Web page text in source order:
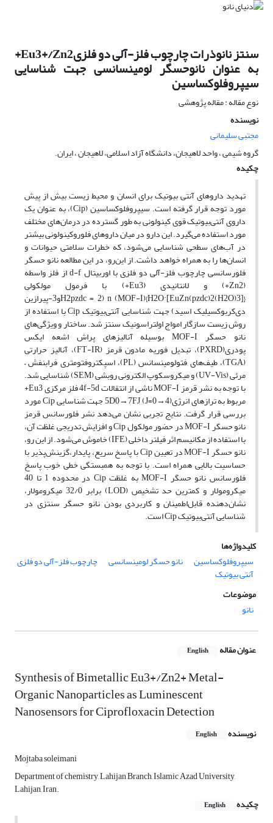
سنتز نانوذرات چارچوب فلز-آلی دو فلزیEu3+/Zn2+
به عنوان نانوحسگر لومینسانسی جهت شناسایی
سیپروفلوکساسین
نوع مقاله : مقاله پژوهشی
نویسنده
مجتبی سلیمانی
گروه شیمی ، واحد لاهیجان، دانشگاه آزاد اسلامی، لاهیجان ، ایران.
چکیده
تهدید داروهای آنتی بیوتیک برای انسان و محیط زیست بیش از پیش
مورد توجه قرار گرفته است. سیپروفلوکساسین (Cip)، به عنوان یک
داروی آنتی‌بیوتیک قوی کینولونی به طور گسترده در درمان‌های مختلف
مورد استفاده می‌گیرد. این دارو در میان داروهای فلوروکینولونی بیشتر
در آب‌های سطحی شناسایی می‌شود، که خطرات سلامتی حیوانات و
انسان‌ها را به همراه خواهد داشت. از این‌رو، در این مطالعه نانو حسگر
فلورسانسی چارچوب فلز-آلی دو فلزی با اوربیتال d-f از فلز واسطه
(Zn2+) و لانتانیدی (Eu3+) با فرمول مولکولی
{[EuZn(pzdc)2(H2O)3]·H2O}n (MOF-I) (H2pzdc = 2و3-پیرازین
دی‌کربوکسیلیک اسید) جهت شناسایی آنتی‌بیوتیک Cip با استفاده از
روش زیست سازگار امواج اولتراسونیک سنتز شد. ساختار و ویژگی‌های
نانو حسگر MOF-I بوسیله آنالیزهای پراش اشعه ایکس
پودری(PXRD)، تبدیل فوریه مادون قرمز (FT-IR)، آنالیز حرارتی
(TGA)، طیف‌های فتولومینسانس (PL)، اسپکتروفتومتری فرابنفش –
مرئی (UV-Vis) و میکروسکوپ الکترونی روبشی (SEM) شناسایی شد.
با توجه به نشر قرمز MOF-I ناشی از انتقالات 4f-5d فلز مرکزی Eu3+
مربوط به ترازهای انرژی5D0→7FJ (J=0→4) جهت شناسایی Cip مورد
بررسی قرار گرفت. نتایج تجربی نشان می‌دهد نشر فلورسانس قرمز
نانو حسگر MOF-I در حضور مولکول Cip و افزایش تدریجی غلظت آن،
با استفاده از مکانیسم اثر فیلتر داخلی (IFE) خاموش می‌شود. از این رو،
نانو حسگر MOF-I در تعیین Cip با پاسخ سریع، پایدار،گزینش‌پذیر با
حساسیت بالایی همراه است. با توجه به همبستگی خطی خوب پاسخ
فلورسانس نانو حسگر MOF-I به غلظت Cip در محدوده 1 تا 40
میکرومولار و کمترین حد تشخیص (LOD) برابر 32/0 میکرومولار،
نشان‌دهنده قابل‌اطمینان و کاربردی بودن نانو حسگر سنتزی در
شناسایی آنتی‌بیوتیک Cip است.
کلیدواژه‌ها
سیپروفلوکساسین
نانو حسگر لومینسانسی چارچوب فلز-آلی دو فلزی
آنتی بیوتیک
موضوعات
نانو
عنوان مقاله English
Synthesis of Bimetallic Eu3+/Zn2+ Metal-
Organic Nanoparticles as Luminescent
Nanosensors for Ciprofloxacin Detection
نویسنده English
Mojtaba soleimani
Department of chemistry, Lahijan Branch, Islamic Azad University,
Lahijan, Iran.
چکیده
English